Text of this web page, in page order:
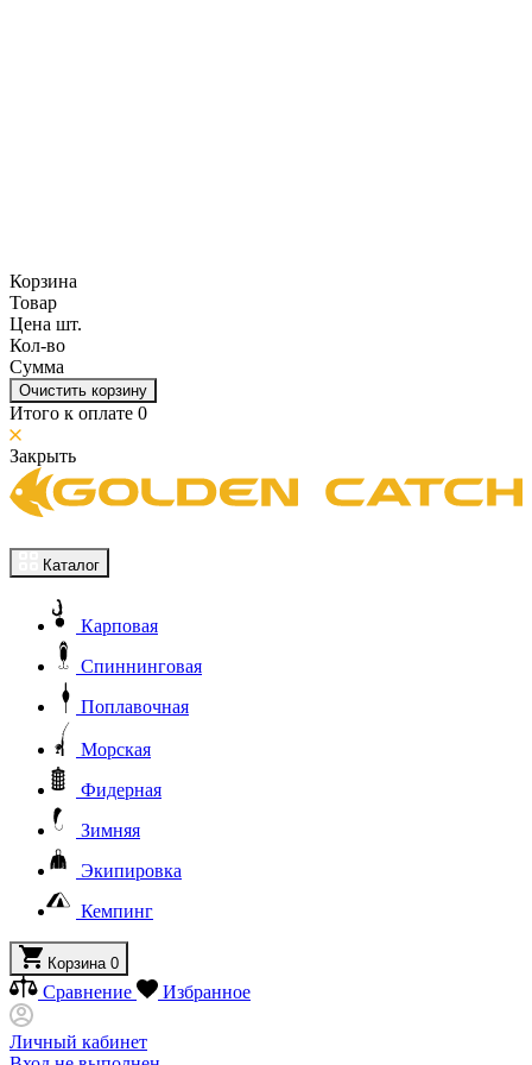
Корзина
Товар
Цена шт.
Кол-во
Сумма
Очистить корзину
Итого к оплате 0
Закрыть
Каталог
Карповая
Спиннинговая
Поплавочная
Морская
Фидерная
Зимняя
Экипировка
Кемпинг
Корзина 0
Сравнение Избранное
Личный кабинет